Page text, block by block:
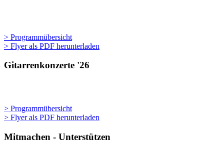
> Programmübersicht
> Flyer als PDF herunterladen
Gitarrenkonzerte '26
> Programmübersicht
> Flyer als PDF herunterladen
Mitmachen - Unterstützen